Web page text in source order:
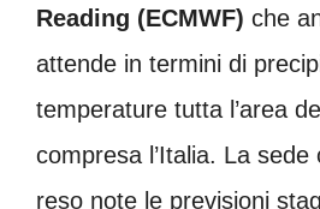
Reading (ECMWF) che
attende in termini di
temperature tutta l’area
compresa l’Italia. La
reso note le previsioni